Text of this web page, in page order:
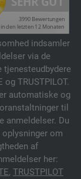
indsamler
via de
tjenesteudbydere
og TRUSTPILOT.
automatiske og
til
anmeldelser. Du
oplysninger om
af
her:
, TRUSTPILOT